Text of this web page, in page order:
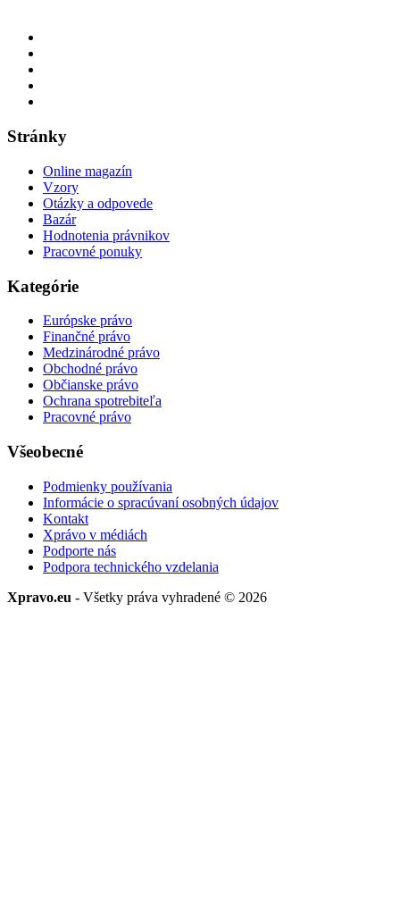
Stránky
Online magazín
Vzory
Otázky a odpovede
Bazár
Hodnotenia právnikov
Pracovné ponuky
Kategórie
Európske právo
Finančné právo
Medzinárodné právo
Obchodné právo
Občianske právo
Ochrana spotrebiteľa
Pracovné právo
Všeobecné
Podmienky používania
Informácie o spracúvaní osobných údajov
Kontakt
Xprávo v médiách
Podporte nás
Podpora technického vzdelania
Xpravo.eu - Všetky práva vyhradené © 2026